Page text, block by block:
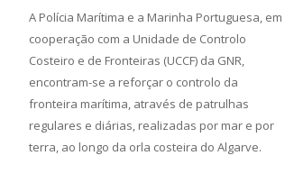
A Polícia Marítima e a Marinha Portuguesa, em
cooperação com a Unidade de Controlo
Costeiro e de Fronteiras (UCCF) da GNR,
encontram-se a reforçar o controlo da
fronteira marítima, através de patrulhas
regulares e diárias, realizadas por mar e por
terra, ao longo da orla costeira do Algarve.